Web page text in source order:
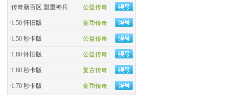
公益传奇
·传奇新百区 盟重神兵
金币传奇
·1.50 怀旧版
公益传奇
·1.50 秒卡版
公益传奇
·1.80 怀旧版
复古传奇
·1.80 秒卡版
金币传奇
·1.70 秒卡版